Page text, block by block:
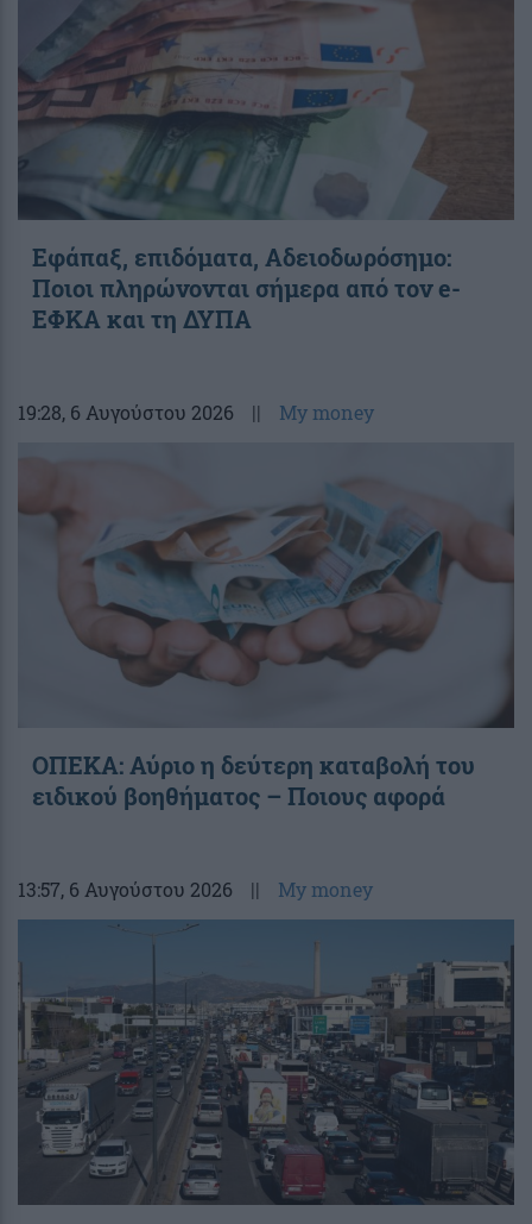
Εφάπαξ, επιδόματα, Αδειοδωρόσημο:
Ποιοι πληρώνονται σήμερα από τον e-
ΕΦΚΑ και τη ΔΥΠΑ
19:28, 6 Αυγούστου 2026 || My money
ΟΠΕΚΑ: Αύριο η δεύτερη καταβολή του
ειδικού βοηθήματος – Ποιους αφορά
13:57, 6 Αυγούστου 2026 || My money